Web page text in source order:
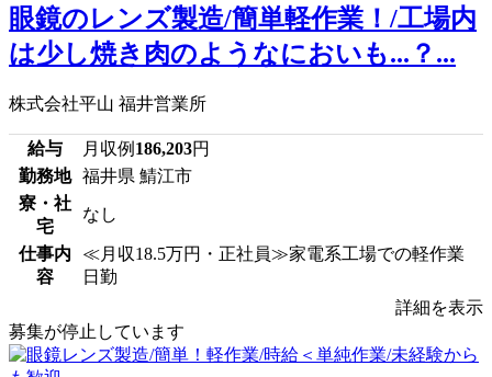
眼鏡のレンズ製造/簡単軽作業！/工場内
は少し焼き肉のようなにおいも...？...
株式会社平山 福井営業所
給与 月収例 186,203円
勤務地 福井県 鯖江市
寮・社
宅
なし
仕事内
容
≪月収18.5万円・正社員≫家電系工場での軽作業
日勤
詳細を表示
募集が停止しています